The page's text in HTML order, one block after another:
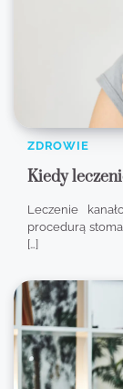
ZDROWIE
Kiedy
Leczenie
procedurą
[…]